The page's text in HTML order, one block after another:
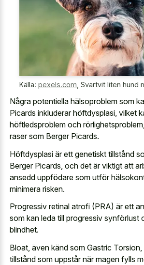
Källa: pexels.com Svartvit liten hund
Några potentiella hälsoproblem som
Picards inkluderar höftdysplasi, vilket
höftledsproblem och
raser som Berger Picards.
Höftdysplasi är ett genetiskt tillstånd
Berger Picards, och det är viktigt att
ansedd uppfödare som utför
minimera risken.
Progressiv retinal atrofi (PRA) är ett
som kan leda till progressiv synförlust
blindhet.
Bloat, även känd som Gastric
tillstånd som uppstår när magen fylls